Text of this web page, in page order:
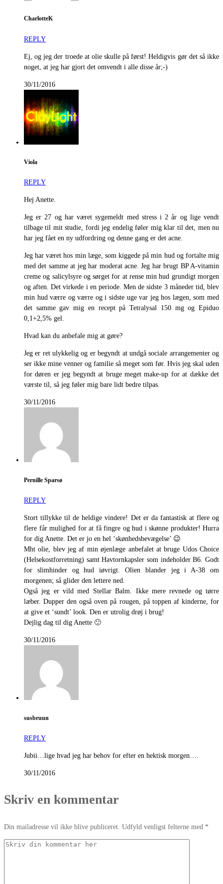
CharlotteK
REPLY
Ej, og jeg der troede at olie skulle på først! Heldigvis gør det så ikke
noget, at jeg har gjort det omvendt i alle disse år;-)
30/11/2016
Viola
REPLY
Hej Anette.
Jeg er 27 og har været sygemeldt med stress i 2 år og lige vendt
tilbage til mit studie, fordi jeg endelig føler mig klar til det, men nu
har jeg fået en ny udfordring og denne gang er det acne.
Jeg har været hos min læge, som kiggede på min hud og fortalte mig
med det samme at jeg har moderat acne. Jeg har brugt BP A-vitamin
creme og salicylsyre og sørget for at rense min hud grundigt morgen
og aften. Det virkede i en periode. Men de sidste 3 måneder tid, blev
min hud værre og værre og i sidste uge var jeg hos lægen, som med
det samme gav mig en recept på Tetralysal 150 mg og Epiduo
0,1+2,5% gel.
Hvad kan du anbefale mig at gøre?
Jeg er ret ulykkelig og er begyndt at undgå sociale arrangementer og
ser ikke mine venner og familie så meget som før. Hvis jeg skal uden
for døren er jeg begyndt at bruge meget make-up for at dække det
værste til, så jeg føler mig bare lidt bedre tilpas.
30/11/2016
Pernille Sparsø
REPLY
Stort tillykke til de heldige vindere! Det er da fantastisk at flere og
flere får mulighed for at få fingre og hud i skønne produkter! Hurra
for dig Anette. Det er jo en hel ‘skønhedsbevægelse’ 😉
Mht olie, blev jeg af min øjenlæge anbefalet at bruge Udos Choice
(Helsekostforretning) samt Havtornkapsler som indeholder B6. Godt
for slimhinder og hud iøvrigt. Olien blander jeg i A-38 om
morgenen; så glider den lettere ned.
Også jeg er vild med Stellar Balm. Ikke mere revnede og tørre
læber. Dupper den også oven på rougen, på toppen af kinderne, for
at give et ‘sundt’ look. Den er utrolig drøj i brug!
Dejlig dag til dig Anette 🙂
30/11/2016
susbruun
REPLY
Jubii…lige hvad jeg har behov for efter en hektisk morgen….
30/11/2016
Skriv en kommentar
Din mailadresse vil ikke blive publiceret. Udfyld venligst felterne med *